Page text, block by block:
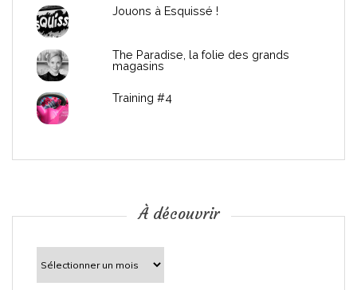
c
Jouons à Esquissé !
The Paradise, la folie des grands
magasins
Training #4
À découvrir
découvrir